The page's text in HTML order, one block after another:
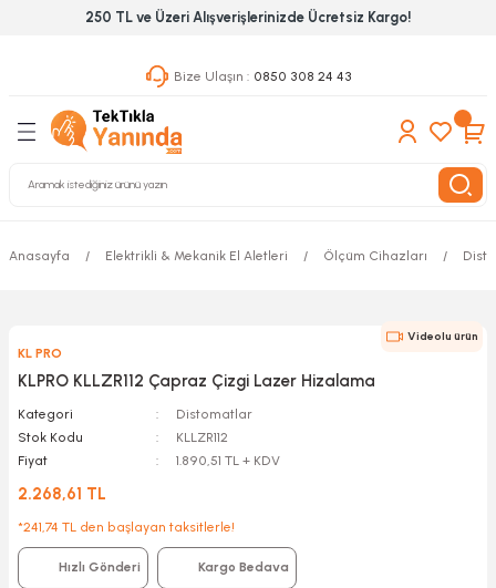
250 TL ve Üzeri Alışverişlerinizde Ücretsiz Kargo!
Bize Ulaşın : 0850 308 24 43
Geri Dön
Geri Dön
& Nalburiye
Grubu
Dolapları
Aletleri
Geri Dön
Anasayfa Elektrikli & Mekanik El Aletleri Ölçüm Cihazları
Videolu ürün
KL PRO
KLPRO KLLZR112 Çapraz Çizgi Lazer Hizalama
Kategori
Distomatlar
Stok Kodu
KLLZR112
Fiyat
1.890,51 TL + KDV
2.268,61 TL
*241,74 TL den başlayan taksitlerle!
Hızlı Gönderi Kargo Bedava